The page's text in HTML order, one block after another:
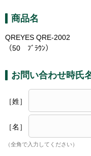
商品名
QREYES QRE-2002
（50 ﾌﾞﾗｳﾝ）
お問い合わせ時氏
［姓］
［名］
（全角で入力してください）